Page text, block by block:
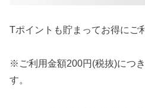
Tポイントも貯まってお得にご
※ご利用金額200円(税抜)につ
す。